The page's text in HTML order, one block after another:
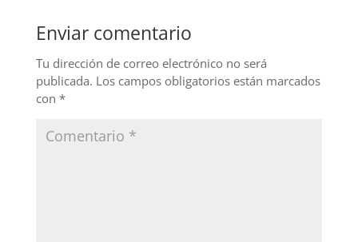
b
o
o
k
n
Enviar comentario
Tu dirección de correo electrónico no será
publicada. Los campos obligatorios están marcados
con *